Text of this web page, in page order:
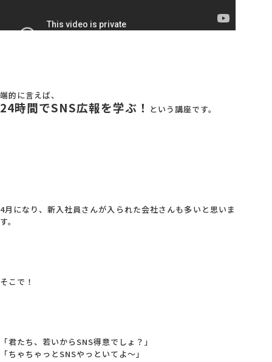
端的に言えば、
24時間でSNS広報を学ぶ！ という講座です。
4月になり、新入社員さんが入られた会社さんも多いと思いま
す。
そこで！
「君たち、若いからSNS得意でしょ？」
「ちゃちゃっとSNSやっといてよ～」